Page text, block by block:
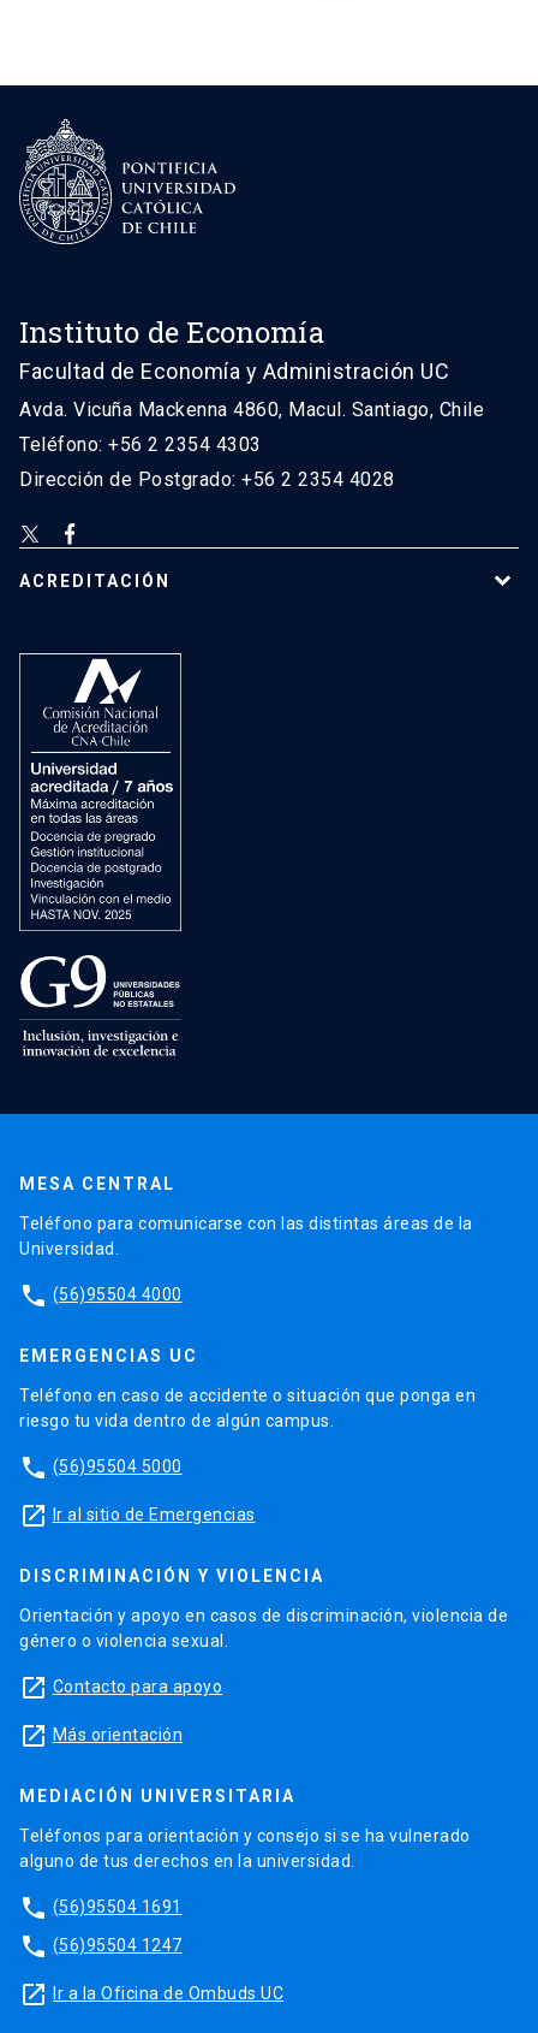
Instituto de Economía
Facultad de Economía y Administración UC
Avda. Vicuña Mackenna 4860, Macul. Santiago, Chile
Teléfono: +56 2 2354 4303
Dirección de Postgrado: +56 2 2354 4028
ACREDITACIÓN
MESA CENTRAL
Teléfono para comunicarse con las distintas áreas de la
Universidad.
phone (56)95504 4000
EMERGENCIAS UC
Teléfono en caso de accidente o situación que ponga en
riesgo tu vida dentro de algún campus.
phone (56)95504 5000
launch Ir al sitio de Emergencias
DISCRIMINACIÓN Y VIOLENCIA
Orientación y apoyo en casos de discriminación, violencia de
género o violencia sexual.
launch Contacto para apoyo
launch Más orientación
MEDIACIÓN UNIVERSITARIA
Teléfonos para orientación y consejo si se ha vulnerado
alguno de tus derechos en la universidad.
phone (56)95504 1691
phone (56)95504 1247
launch Ir a la Oficina de Ombuds UC